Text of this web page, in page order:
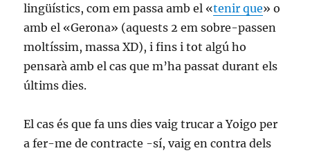
lingüístics, com em passa amb el «tenir que» o
amb el «Gerona» (aquests 2 em sobre-passen
moltíssim, massa XD), i fins i tot algú ho
pensarà amb el cas que m’ha passat durant els
últims dies.
El cas és que fa uns dies vaig trucar a Yoigo per
a fer-me de contracte -sí, vaig en contra dels